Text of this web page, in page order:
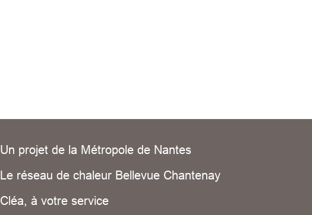
Un projet de la Métropole de Nantes
Le réseau de chaleur Bellevue Chantenay
Cléa, à votre service